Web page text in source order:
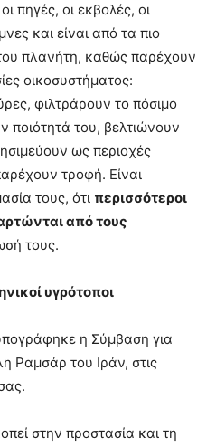
πηγές, οι εκβολές, οι
και είναι από τα πιο
πλανήτη, καθώς παρέχουν
οικοσυστήματος:
φιλτράρουν το πόσιμο
ποιότητά του, βελτιώνουν
ως περιοχές
τροφή. Είναι
τους, ότι περισσότεροι
από τους
τους.
υγρότοποι
η Σύμβαση για
Ραμσάρ του Ιράν, στις
στην προστασία και τη